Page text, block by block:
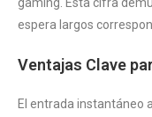
espera largos
Ventajas Clave
El entrada instantáneo